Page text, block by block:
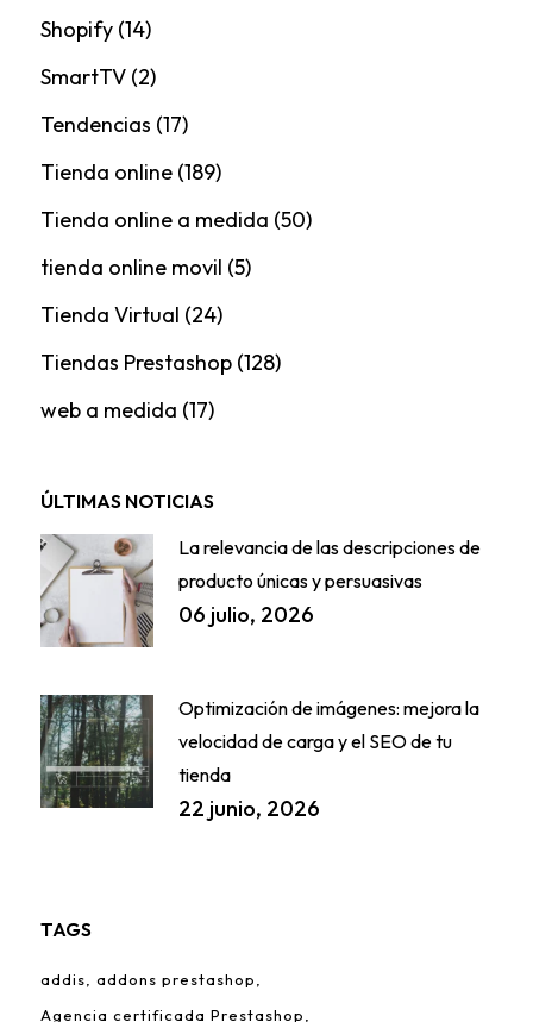
Shopify(14)
SmartTV(2)
Tendencias (17)
Tienda online(189)
Tienda online a medida (50)
tienda online movil (5)
Tienda Virtual (24)
Tiendas Prestashop(128)
web a medida (17)
ÚLTIMAS NOTICIAS
La relevancia de las descripciones de
producto únicas y persuasivas
06 julio, 2026
Optimización de imágenes: mejora la
velocidad de carga y el SEO de tu
tienda
22 junio, 2026
TAGS
addis
addons prestashop
Agencia certificada Prestashop